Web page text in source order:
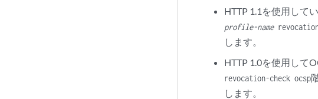
HTTP 1.1を使用して
profile-name
します。
HTTP 1.0を使用して
revocation-check ocsp
します。